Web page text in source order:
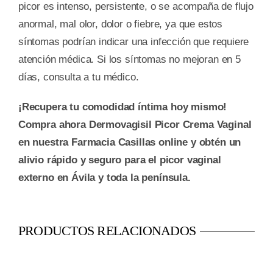
picor es intenso, persistente, o se acompaña de flujo
anormal, mal olor, dolor o fiebre, ya que estos
síntomas podrían indicar una infección que requiere
atención médica. Si los síntomas no mejoran en 5
días, consulta a tu médico.
¡Recupera tu comodidad íntima hoy mismo!
Compra ahora Dermovagisil Picor Crema Vaginal
en nuestra Farmacia Casillas online y obtén un
alivio rápido y seguro para el picor vaginal
externo en Ávila y toda la península.
PRODUCTOS RELACIONADOS